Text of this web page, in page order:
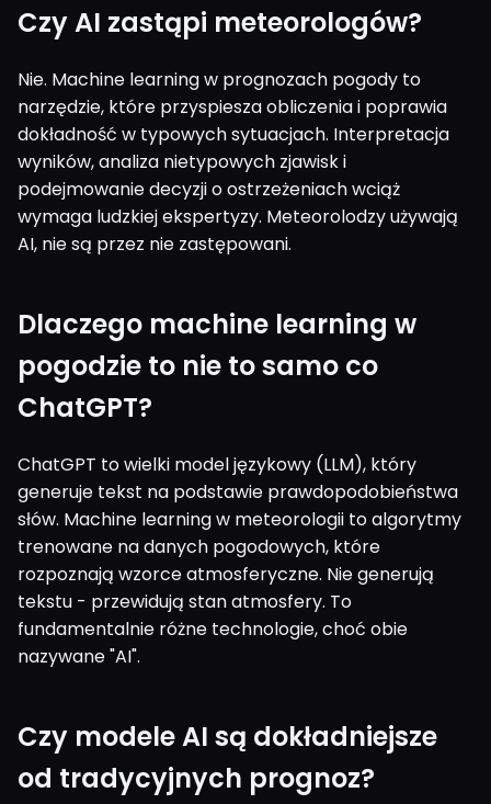
Czy AI zastąpi meteorologów?
Nie. Machine learning w prognozach pogody to
narzędzie, które przyspiesza obliczenia i poprawia
dokładność w typowych sytuacjach. Interpretacja
wyników, analiza nietypowych zjawisk i
podejmowanie decyzji o ostrzeżeniach wciąż
wymaga ludzkiej ekspertyzy. Meteorolodzy używają
AI, nie są przez nie zastępowani.
Dlaczego machine learning w
pogodzie to nie to samo co
ChatGPT?
ChatGPT to wielki model językowy (LLM), który
generuje tekst na podstawie prawdopodobieństwa
słów. Machine learning w meteorologii to algorytmy
trenowane na danych pogodowych, które
rozpoznają wzorce atmosferyczne. Nie generują
tekstu - przewidują stan atmosfery. To
fundamentalnie różne technologie, choć obie
nazywane "AI".
Czy modele AI są dokładniejsze
od tradycyjnych prognoz?